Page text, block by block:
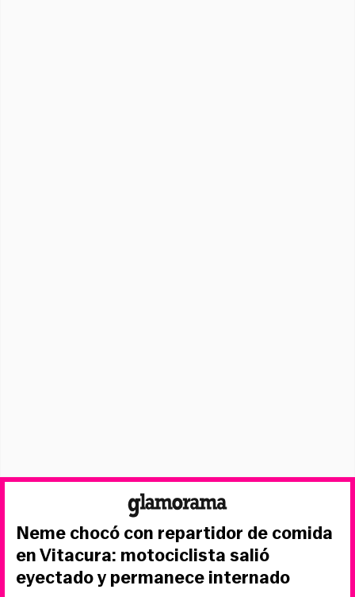
Neme chocó con repartidor de comida
en Vitacura: motociclista salió
eyectado y permanece internado